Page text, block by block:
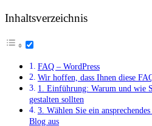
Inhaltsverzeichnis
FAQ – WordPress
Wir hoffen, dass Ihnen diese
1. Einführung: Warum und wie
gestalten sollten
3. Wählen Sie ein
Blog aus